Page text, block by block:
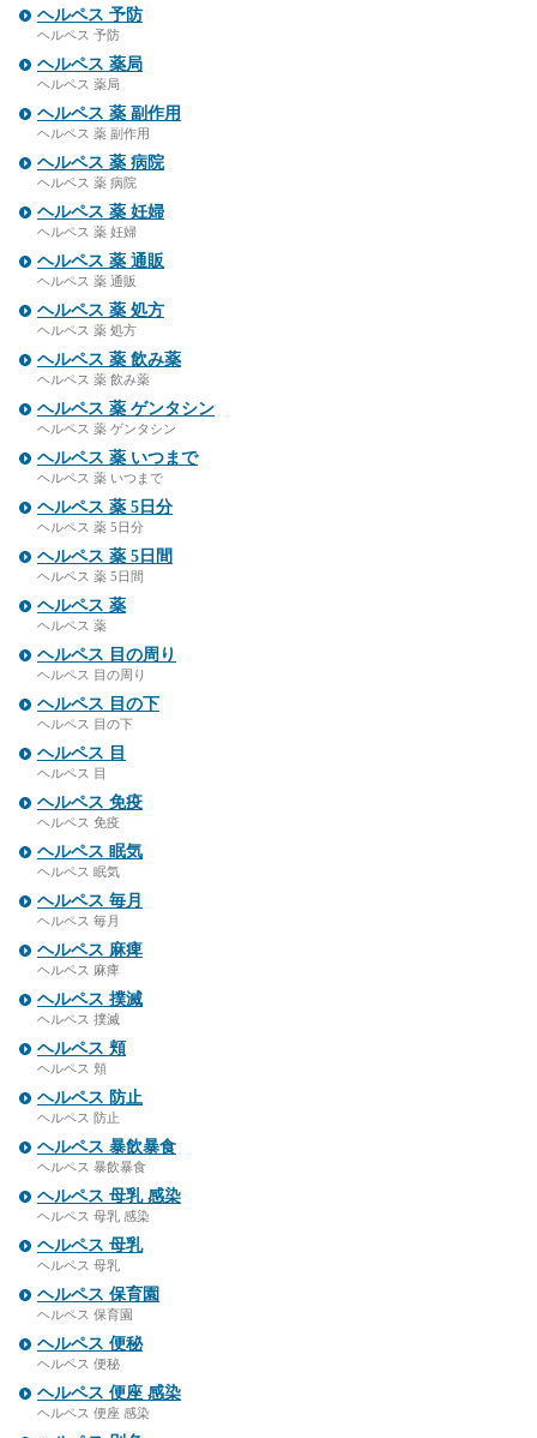
ヘルペス 予防
ヘルペス 予防
ヘルペス 薬局
ヘルペス 薬局
ヘルペス 薬 副作用
ヘルペス 薬 副作用
ヘルペス 薬 病院
ヘルペス 薬 病院
ヘルペス 薬 妊婦
ヘルペス 薬 妊婦
ヘルペス 薬 通販
ヘルペス 薬 通販
ヘルペス 薬 処方
ヘルペス 薬 処方
ヘルペス 薬 飲み薬
ヘルペス 薬 飲み薬
ヘルペス 薬 ゲンタシン
ヘルペス 薬 ゲンタシン
ヘルペス 薬 いつまで
ヘルペス 薬 いつまで
ヘルペス 薬 5日分
ヘルペス 薬 5日分
ヘルペス 薬 5日間
ヘルペス 薬 5日間
ヘルペス 薬
ヘルペス 薬
ヘルペス 目の周り
ヘルペス 目の周り
ヘルペス 目の下
ヘルペス 目の下
ヘルペス 目
ヘルペス 目
ヘルペス 免疫
ヘルペス 免疫
ヘルペス 眠気
ヘルペス 眠気
ヘルペス 毎月
ヘルペス 毎月
ヘルペス 麻痺
ヘルペス 麻痺
ヘルペス 撲滅
ヘルペス 撲滅
ヘルペス 頬
ヘルペス 頬
ヘルペス 防止
ヘルペス 防止
ヘルペス 暴飲暴食
ヘルペス 暴飲暴食
ヘルペス 母乳 感染
ヘルペス 母乳 感染
ヘルペス 母乳
ヘルペス 母乳
ヘルペス 保育園
ヘルペス 保育園
ヘルペス 便秘
ヘルペス 便秘
ヘルペス 便座 感染
ヘルペス 便座 感染